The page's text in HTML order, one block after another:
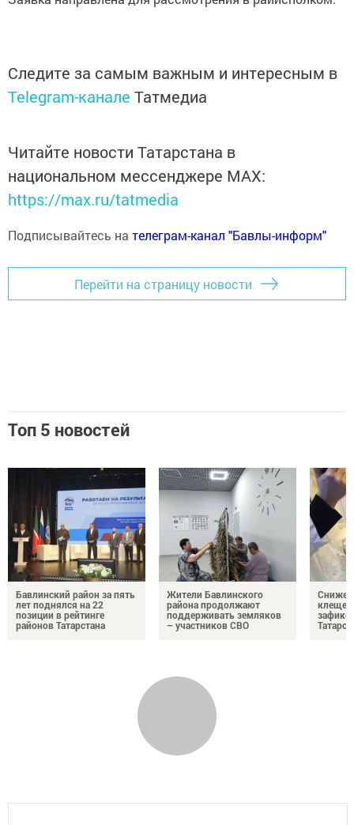
Следите за самым важным и интересным в
Telegram-канале Татмедиа
Читайте новости Татарстана в
национальном мессенджере MАХ:
https://max.ru/tatmedia
Подписывайтесь на телеграм-канал "Бавлы-информ"
Перейти на страницу новости
Топ 5 новостей
Бавлинский район за пять
лет поднялся на 22
позиции в рейтинге
районов Татарстана
Жители Бавлинского
района продолжают
поддерживать земляков
– участников СВО
клещей